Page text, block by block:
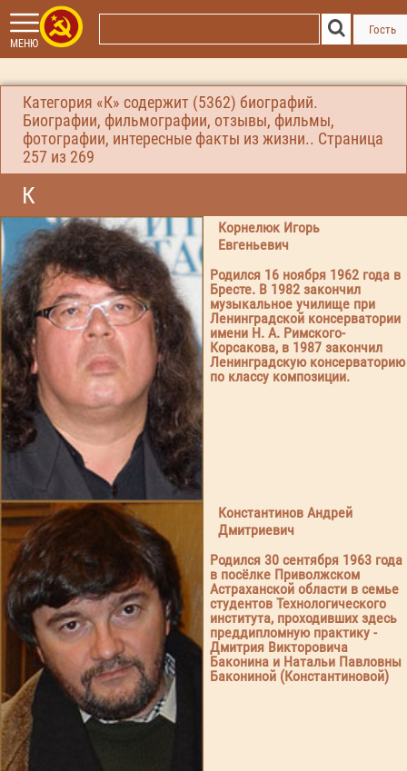
МЕНЮ
Гость
Категория «К» содержит (5362) биографий.
Биографии, фильмографии, отзывы, фильмы,
фотографии, интересные факты из жизни.. Страница
257 из 269
К
Корнелюк Игорь
Евгеньевич
Родился 16 ноября 1962 года в
Бресте. В 1982 закончил
музыкальное училище при
Ленинградской консерватории
имени Н. А. Римского-
Корсакова, в 1987 закончил
Ленинградскую консерваторию
по классу композиции.
Константинов Андрей
Дмитриевич
Родился 30 сентября 1963 года
в посёлке Приволжском
Астраханской области в семье
студентов Технологического
института, проходивших здесь
преддипломную практику -
Дмитрия Викторовича
Баконина и Натальи Павловны
Бакониной (Константиновой)